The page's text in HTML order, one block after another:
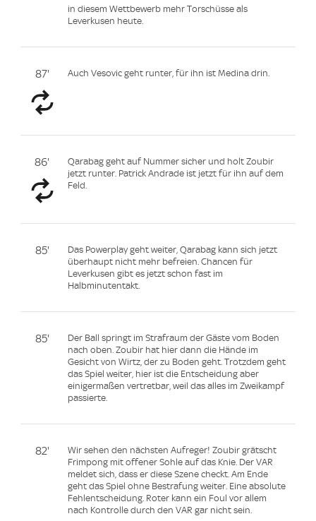
in diesem Wettbewerb mehr Torschüsse als
Leverkusen heute.
87' Auch Vesovic geht runter, für ihn ist Medina drin.
86'
Qarabag geht auf Nummer sicher und holt Zoubir
jetzt runter. Patrick Andrade ist jetzt für ihn auf dem
Feld.
85'
Das Powerplay geht weiter, Qarabag kann sich jetzt
überhaupt nicht mehr befreien. Chancen für
Leverkusen gibt es jetzt schon fast im
Halbminutentakt.
85'
Der Ball springt im Strafraum der Gäste vom Boden
nach oben. Zoubir hat hier dann die Hände im
Gesicht von Wirtz, der zu Boden geht. Trotzdem geht
das Spiel weiter, hier ist die Entscheidung aber
einigermaßen vertretbar, weil das alles im Zweikampf
passierte.
82'
Wir sehen den nächsten Aufreger! Zoubir grätscht
Frimpong mit offener Sohle auf das Knie. Der VAR
meldet sich, dass er diese Szene checkt. Am Ende
geht das Spiel ohne Bestrafung weiter. Eine absolute
Fehlentscheidung. Roter kann ein Foul vor allem
nach Kontrolle durch den VAR gar nicht sein.